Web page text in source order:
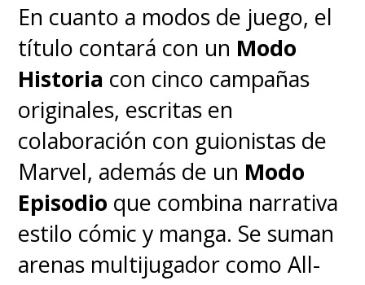
En cuanto a modos de juego, el
título contará con un Modo
Historia con cinco campañas
originales, escritas en
colaboración con guionistas de
Marvel, además de un Modo
Episodio que combina narrativa
estilo cómic y manga. Se suman
arenas multijugador como All-